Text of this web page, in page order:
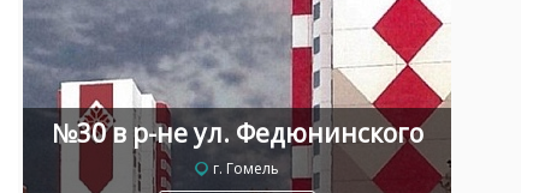
№30 в р-не ул. Федюнинского
г. Гомель